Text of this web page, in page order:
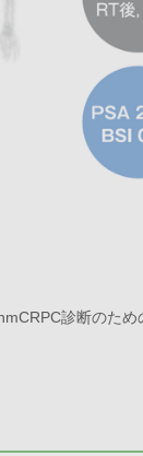
診断のため